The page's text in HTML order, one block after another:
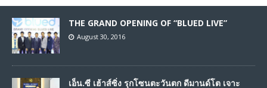
THE GRAND OPENING OF “BLUED LIVE”
August 30, 2016
เอ็น.ซี เฮ้าส์ซิ่ง รุกโซนตะวันตก ดีมานด์โต เจาะ